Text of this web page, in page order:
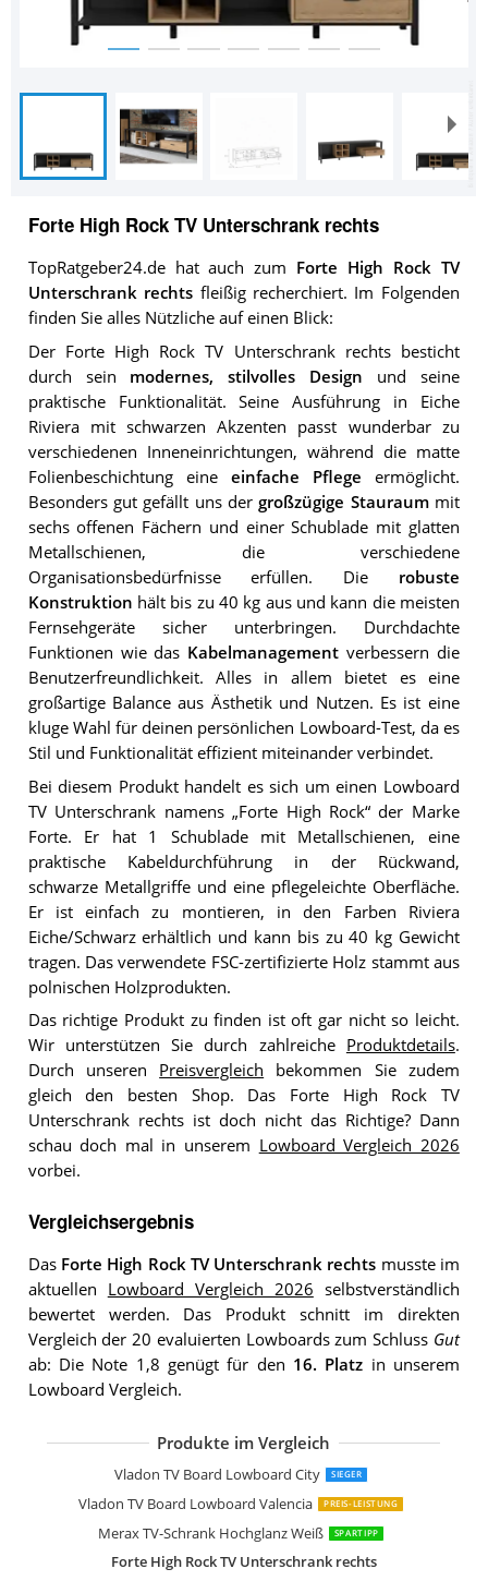
Forte High Rock TV Unterschrank rechts
TopRatgeber24.de hat auch zum Forte High Rock TV
Unterschrank rechts fleißig recherchiert. Im Folgenden
finden Sie alles Nützliche auf einen Blick:
Der Forte High Rock TV Unterschrank rechts besticht
durch sein modernes, stilvolles Design und seine
praktische Funktionalität. Seine Ausführung in Eiche
Riviera mit schwarzen Akzenten passt wunderbar zu
verschiedenen Inneneinrichtungen, während die matte
Folienbeschichtung eine einfache Pflege ermöglicht.
Besonders gut gefällt uns dergroßzügige Stauraummit
sechs offenen Fächern und einer Schublade mit glatten
Metallschienen, die verschiedene
Organisationsbedürfnisse erfüllen. Die robuste
Konstruktion hält bis zu 40 kg aus und kann die meisten
Fernsehgeräte sicher unterbringen. Durchdachte
Funktionen wie das Kabelmanagement verbessern die
Benutzerfreundlichkeit. Alles in allem bietet es eine
großartige Balance aus Ästhetik und Nutzen. Es ist eine
kluge Wahl für deinen persönlichen Lowboard-Test, da es
Stil und Funktionalität effizient miteinander verbindet.
Bei diesem Produkt handelt es sich um einen Lowboard
TV Unterschrank namens „Forte High Rock“ der Marke
Forte. Er hat 1 Schublade mit Metallschienen, eine
praktische Kabeldurchführung in der Rückwand,
schwarze Metallgriffe und eine pflegeleichte Oberfläche.
Er ist einfach zu montieren, in den Farben Riviera
Eiche/Schwarz erhältlich und kann bis zu 40 kg Gewicht
tragen. Das verwendete FSC-zertifizierte Holz stammt aus
polnischen Holzprodukten.
Das richtige Produkt zu finden ist oft gar nicht so leicht.
Wir unterstützen Sie durch zahlreiche Produktdetails.
Durch unseren Preisvergleich bekommen Sie zudem
gleich den besten Shop. Das Forte High Rock TV
Unterschrank rechts ist doch nicht das Richtige? Dann
schau doch mal in unserem Lowboard Vergleich 2026
vorbei.
Vergleichsergebnis
Das Forte High Rock TV Unterschrank rechts musste im
aktuellen Lowboard Vergleich 2026 selbstverständlich
bewertet werden. Das Produkt schnitt im direkten
Vergleich der 20 evaluierten Lowboards zum Schluss Gut
ab: Die Note 1,8 genügt für den 16. Platz in unserem
Lowboard Vergleich.
Produkte im Vergleich
Vladon TV Board Lowboard City SIEGER
Vladon TV Board Lowboard Valencia PREIS-LEISTUNG
Merax TV-Schrank Hochglanz Weiß SPARTIPP
Forte High Rock TV Unterschrank rechts
SHARPDO Ausziehbarer TV-Schrank
OLEYLUCKLIVE Mid-Century Modern
Lowboard Vihti mit 3 Staufächern
Merax TV Schrank TV Lowboard
Mirjan24 TV Lowboard Nesezi
Lookway Colgante 200 cm TV-Schrank
WLIVE TV Schrank mit LED
Vladon TV Board Lowboard Flow
Vladon TV Board Lowboard Flow
Wuun Somero Korpus Weiß
Selsey Lana TV Hängeboard